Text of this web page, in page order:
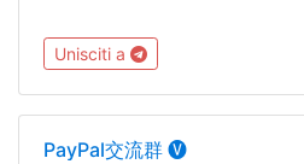
Unisciti a
PayPal交流群 🅥